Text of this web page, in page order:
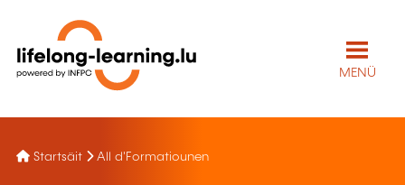
MENÜ
Startsäit All d'Formatiounen